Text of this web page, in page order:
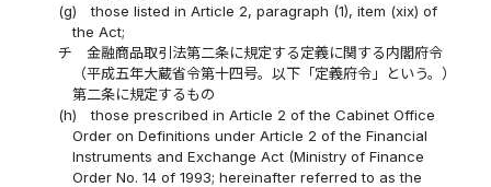
(g)
those listed in Article 2, paragraph (1), item (xix) of
the Act;
チ
金融商品取引法第二条に規定する定義に関する内閣府令
（平成五年大蔵省令第十四号。以下「定義府令」という。）
第二条に規定するもの
(h)
those prescribed in Article 2 of the Cabinet Office
Order on Definitions under Article 2 of the Financial
Instruments and Exchange Act (Ministry of Finance
Order No. 14 of 1993; hereinafter referred to as the